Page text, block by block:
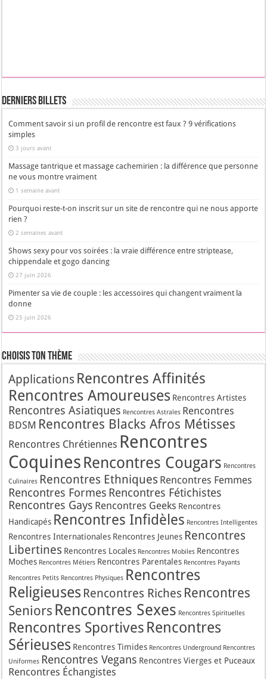
Derniers Billets
Comment savoir si un profil de rencontre est faux ? 9 vérifications
simples
3 jours avant
Massage tantrique et massage cachemirien : la différence que personne
ne vous montre vraiment
1 semaine avant
Pourquoi reste-t-on inscrit sur un site de rencontre qui ne nous apporte
rien ?
2 semaines avant
Shows sexy pour vos soirées : la vraie différence entre striptease,
chippendale et gogo dancing
27 juin 2026
Pimenter sa vie de couple : les accessoires qui changent vraiment la
donne
25 juin 2026
Choisis Ton Thème
Applications Rencontres Affinités
Rencontres Amoureuses Rencontres Artistes
Rencontres Asiatiques Rencontres Astrales Rencontres
BDSM Rencontres Blacks Afros Métisses
Rencontres Chrétiennes Rencontres
Coquines Rencontres Cougars Rencontres
Culinaires Rencontres Ethniques Rencontres Femmes
Rencontres Formes Rencontres Fétichistes
Rencontres Gays Rencontres Geeks Rencontres
Handicapés Rencontres Infidèles Rencontres Intelligentes
Rencontres Internationales Rencontres Jeunes Rencontres
Libertines Rencontres Locales Rencontres Mobiles Rencontres
Moches Rencontres Métiers Rencontres Parentales Rencontres Payants
Rencontres Petits Rencontres Physiques Rencontres
Religieuses Rencontres Riches Rencontres
Seniors Rencontres Sexes Rencontres Spirituelles
Rencontres Sportives Rencontres
Sérieuses Rencontres Timides Rencontres Underground Rencontres
Uniformes Rencontres Vegans Rencontres Vierges et Puceaux
Rencontres Échangistes